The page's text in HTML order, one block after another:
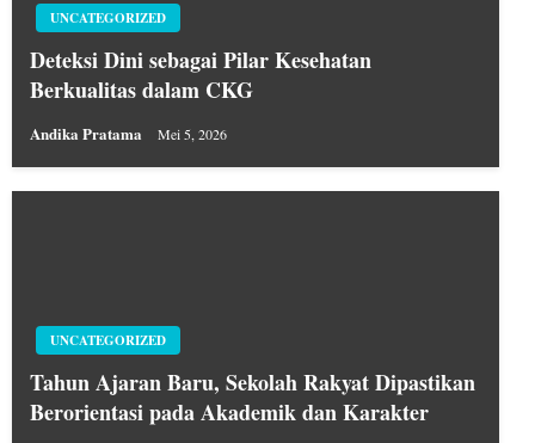
UNCATEGORIZED
Deteksi Dini sebagai Pilar Kesehatan
Berkualitas dalam CKG
Andika Pratama Mei 5, 2026
UNCATEGORIZED
Tahun Ajaran Baru, Sekolah Rakyat Dipastikan
Berorientasi pada Akademik dan Karakter